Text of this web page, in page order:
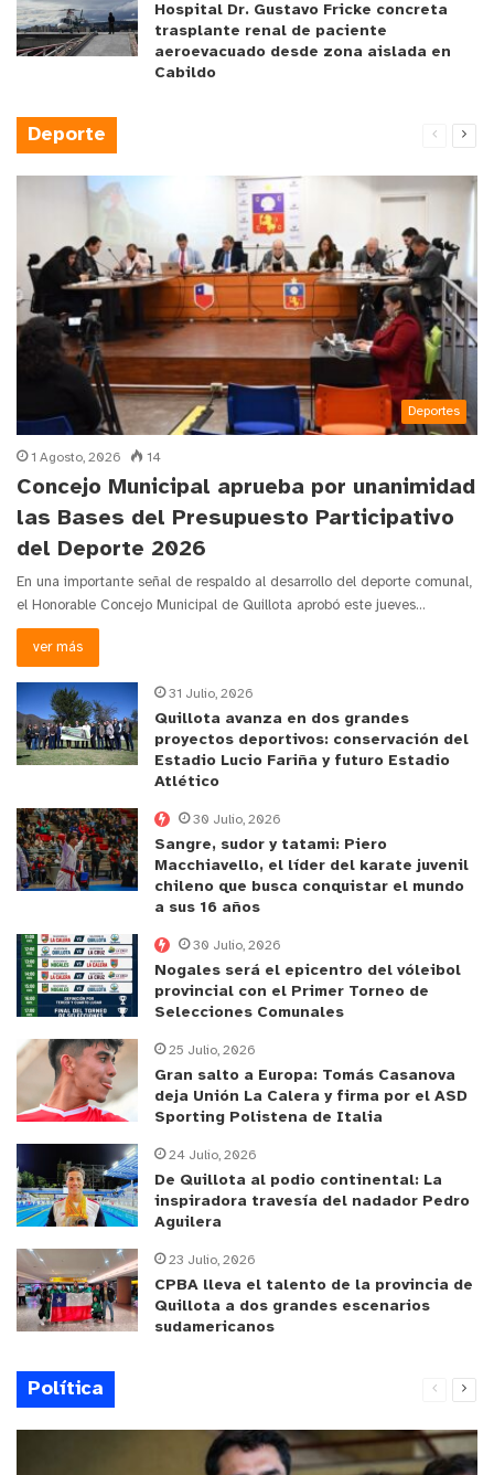
Hospital Dr. Gustavo Fricke concreta
trasplante renal de paciente
aeroevacuado desde zona aislada en
Cabildo
Deporte
Deportes
1 Agosto, 2026 14
Concejo Municipal aprueba por unanimidad
las Bases del Presupuesto Participativo
del Deporte 2026
En una importante señal de respaldo al desarrollo del deporte comunal,
el Honorable Concejo Municipal de Quillota aprobó este jueves…
ver más
31 Julio, 2026
Quillota avanza en dos grandes
proyectos deportivos: conservación del
Estadio Lucio Fariña y futuro Estadio
Atlético
30 Julio, 2026
Sangre, sudor y tatami: Piero
Macchiavello, el líder del karate juvenil
chileno que busca conquistar el mundo
a sus 16 años
30 Julio, 2026
Nogales será el epicentro del vóleibol
provincial con el Primer Torneo de
Selecciones Comunales
25 Julio, 2026
Gran salto a Europa: Tomás Casanova
deja Unión La Calera y firma por el ASD
Sporting Polistena de Italia
24 Julio, 2026
De Quillota al podio continental: La
inspiradora travesía del nadador Pedro
Aguilera
23 Julio, 2026
CPBA lleva el talento de la provincia de
Quillota a dos grandes escenarios
sudamericanos
Política